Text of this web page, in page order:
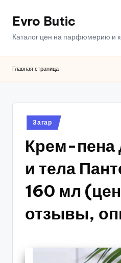
ПерейтиEvro Butic
Каталог цен на парфюмерию и
Главная страница
Опубликовано
в
Загар
Крем-пена
и тела
160 мл
отзывы,